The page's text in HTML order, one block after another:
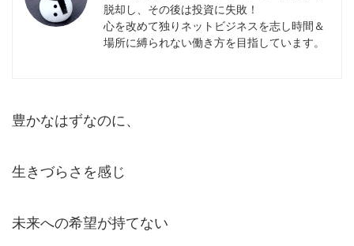
脱却し、その後は投資に失敗！
心を改めて独りネットビジネスを志し時間＆
場所に縛られない働き方を目指しています。
豊かなはずなのに、
生きづらさを感じ
未来への希望が持てない